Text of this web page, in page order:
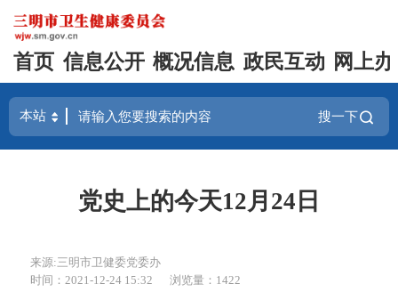
首页 信息公开 概况信息 政民互动 网上
搜一下
党史上的今天12月24日
来源:三明市卫健委党委办
时间：2021-12-24 15:32
浏览量：1422